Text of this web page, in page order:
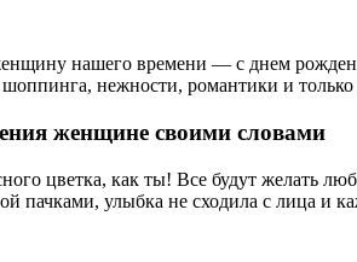
нашего времени — с днем
нежности, романтики и
женщине своими словами
цветка, как ты! Все будут желать
пачками, улыбка не сходила с лица